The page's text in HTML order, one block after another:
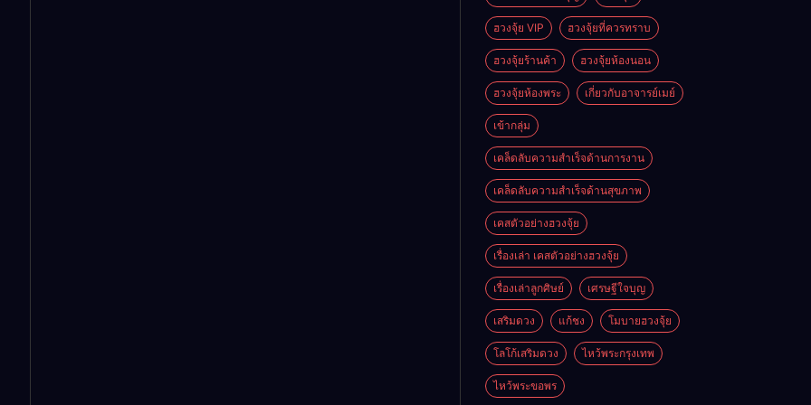
ฮวงจุ้ย VIP ฮวงจุ้ยที่ควรทราบ
ฮวงจุ้ยร้านค้า ฮวงจุ้ยห้องนอน
ฮวงจุ้ยห้องพระ เกี่ยวกับอาจารย์เมย์
เข้ากลุ่ม
เคล็ดลับความสำเร็จด้านการงาน
เคล็ดลับความสำเร็จด้านสุขภาพ
เคสตัวอย่างฮวงจุ้ย
เรื่องเล่า เคสตัวอย่างฮวงจุ้ย
เรื่องเล่าลูกศิษย์ เศรษฐีใจบุญ
เสริมดวง แก้ชง โมบายฮวงจุ้ย
โลโก้เสริมดวง ไหว้พระกรุงเทพ
ไหว้พระขอพร